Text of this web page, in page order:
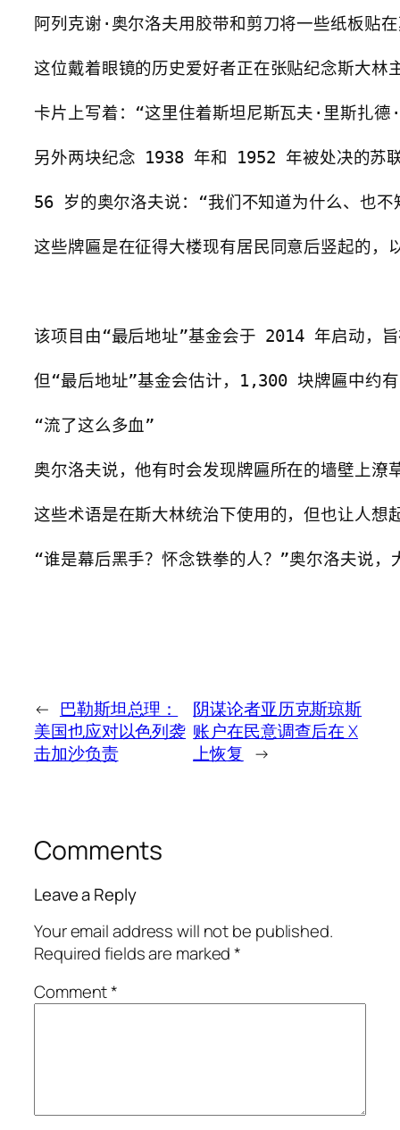
阿列克谢·奥尔洛夫用胶带和剪刀将一些纸板贴
这位戴着眼镜的历史爱好者正在张贴纪念斯大
卡片上写着：“这里住着斯坦尼斯瓦夫·里斯
另外两块纪念 1938 年和 1952 年被处决的苏
56 岁的奥尔洛夫说：“我们不知道为什么、也不
这些牌匾是在征得大楼现有居民同意后竖起的，
该项目由“最后地址”基金会于 2014 年启动，
但“最后地址”基金会估计，1,300 块牌匾中约
“流了这么多血”
奥尔洛夫说，他有时会发现牌匾所在的墙壁上潦
这些术语是在斯大林统治下使用的，但也让人
“谁是幕后黑手？怀念铁拳的人？”奥尔洛夫说
← 巴勒斯坦总理：
美国也应对以色列袭
击加沙负责
阴谋论者亚历克斯琼斯
账户在民意调查后在 X
上恢复 →
Comments
Leave a Reply
Your email address will not be published.
Required fields are marked*
Comment*